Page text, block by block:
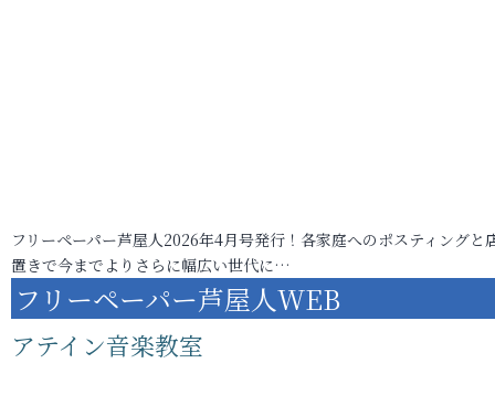
フリーペーパー芦屋人2026年4月号発行！各家庭へのポスティングと
置きで今までよりさらに幅広い世代に…
フリーペーパー芦屋人WEB
アテイン音楽教室